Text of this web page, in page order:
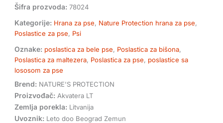
110g
Šifra prozvoda:78024
Kategorije: Hrana za pse, Nature Protection hrana za pse,
Poslastice za pse, Psi
Oznake: poslastica za bele pse, Poslastica za bišona,
Poslastica za maltezera, Poslastica za pse, poslastice sa
lososom za pse
Brend: NATURE'S PROTECTION
Proizvođač: Akvatera LT
Zemlja porekla: Litvanija
Uvoznik: Leto doo Beograd Zemun